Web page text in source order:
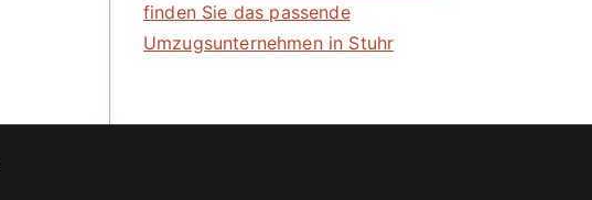
finden Sie das passende
Umzugsunternehmen in Stuhr